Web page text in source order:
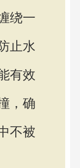
绕一
止水
有效
，确
不被